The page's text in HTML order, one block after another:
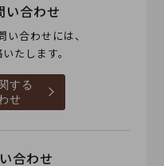
い合わせ
合わせには、
たします。
する
せ
合わせ